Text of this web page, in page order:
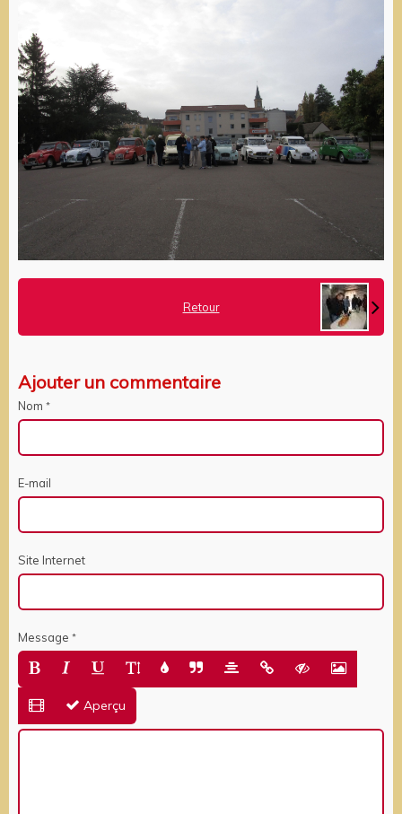
Retour
Ajouter un commentaire
Nom
E-mail
Site Internet
Message
Aperçu